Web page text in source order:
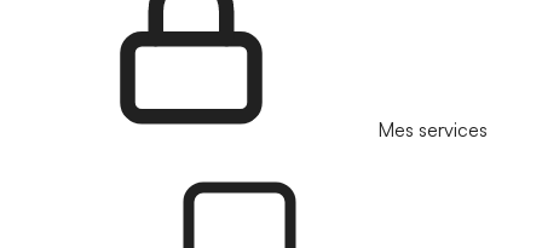
Mes services